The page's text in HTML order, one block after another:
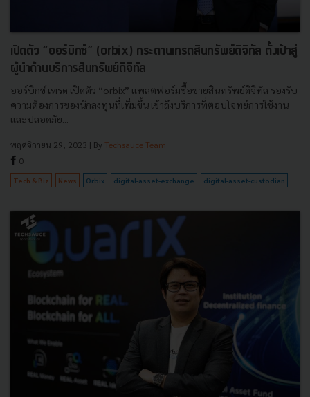
เปิดตัว “ออร์บิกซ์” (orbix) กระดานเทรดสินทรัพย์ดิจิทัล ตั้งเป้าสู่
ผู้นำด้านบริการสินทรัพย์ดิจิทัล
ออร์บิกซ์ เทรด เปิดตัว “orbix” แพลตฟอร์มซื้อขายสินทรัพย์ดิจิทัล รองรับ
ความต้องการของนักลงทุนที่เพิ่มขึ้น เข้าถึงบริการที่ตอบโจทย์การใช้งาน
และปลอดภัย...
พฤศจิกายน 29, 2023 | By Techsauce Team
0
Tech & Biz News Orbix digital-asset-exchange digital-asset-custodian